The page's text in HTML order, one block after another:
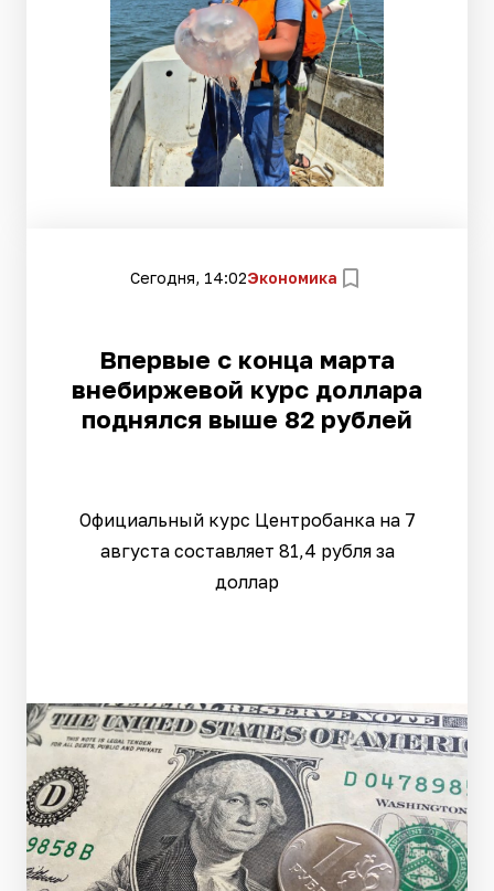
Сегодня, 14:02Экономика
Впервые с конца марта
внебиржевой курс доллара
поднялся выше 82 рублей
Официальный курс Центробанка на 7
августа составляет 81,4 рубля за
доллар